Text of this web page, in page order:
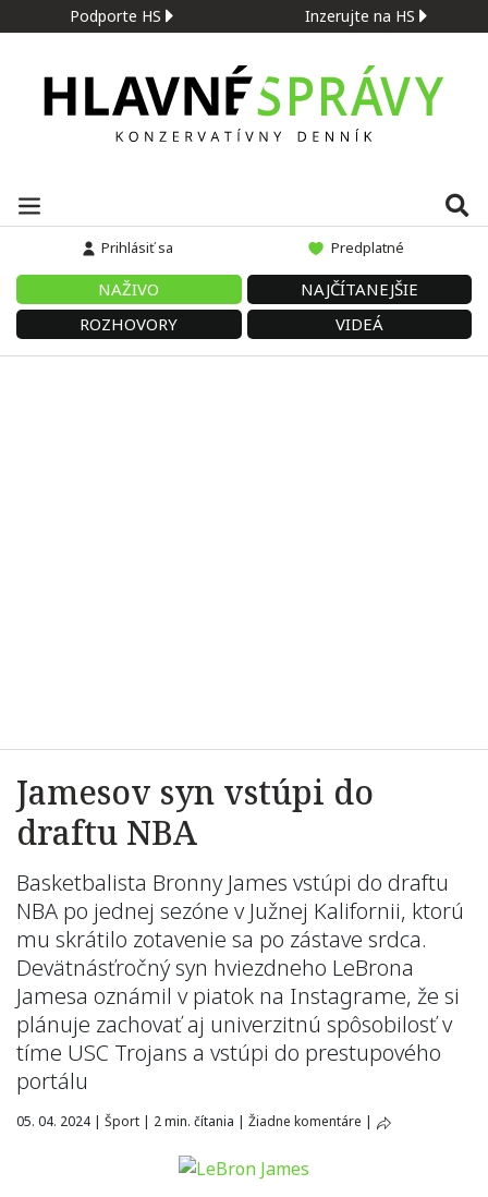
Podporte HS Inzerujte na HS
Prihlásiť sa Predplatné
NAŽIVO
NAJČÍTANEJŠIE
ROZHOVORY
VIDEÁ
Jamesov syn vstúpi do
draftu NBA
Basketbalista Bronny James vstúpi do draftu
NBA po jednej sezóne v Južnej Kalifornii, ktorú
mu skrátilo zotavenie sa po zástave srdca.
Devätnásťročný syn hviezdneho LeBrona
Jamesa oznámil v piatok na Instagrame, že si
plánuje zachovať aj univerzitnú spôsobilosť v
tíme USC Trojans a vstúpi do prestupového
portálu
05. 04. 2024 | Šport | 2 min. čítania | Žiadne komentáre |